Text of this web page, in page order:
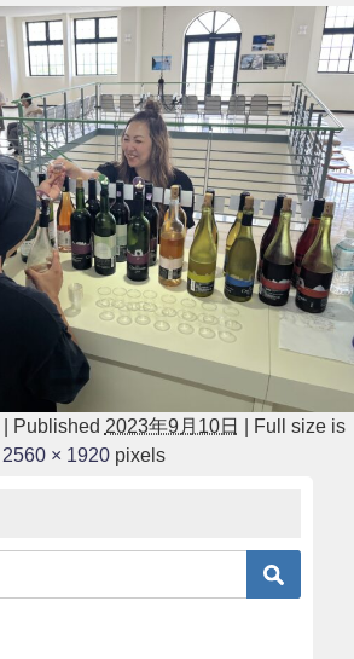
Published 2023年9月10日
Full size is
2560 × 1920pixels